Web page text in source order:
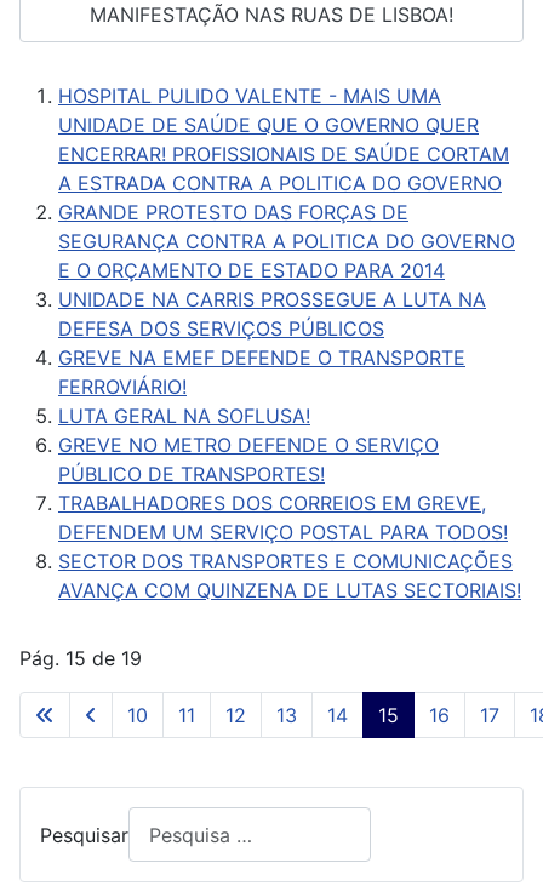
MANIFESTAÇÃO NAS RUAS DE LISBOA!
HOSPITAL PULIDO VALENTE - MAIS UMA
UNIDADE DE SAÚDE QUE O GOVERNO QUER
ENCERRAR! PROFISSIONAIS DE SAÚDE CORTAM
A ESTRADA CONTRA A POLITICA DO GOVERNO
GRANDE PROTESTO DAS FORÇAS DE
SEGURANÇA CONTRA A POLITICA DO GOVERNO
E O ORÇAMENTO DE ESTADO PARA 2014
UNIDADE NA CARRIS PROSSEGUE A LUTA NA
DEFESA DOS SERVIÇOS PÚBLICOS
GREVE NA EMEF DEFENDE O TRANSPORTE
FERROVIÁRIO!
LUTA GERAL NA SOFLUSA!
GREVE NO METRO DEFENDE O SERVIÇO
PÚBLICO DE TRANSPORTES!
TRABALHADORES DOS CORREIOS EM GREVE,
DEFENDEM UM SERVIÇO POSTAL PARA TODOS!
SECTOR DOS TRANSPORTES E COMUNICAÇÕES
AVANÇA COM QUINZENA DE LUTAS SECTORIAIS!
Pág. 15 de 19
10 11 12 13 14 15 16 17
Pesquisar